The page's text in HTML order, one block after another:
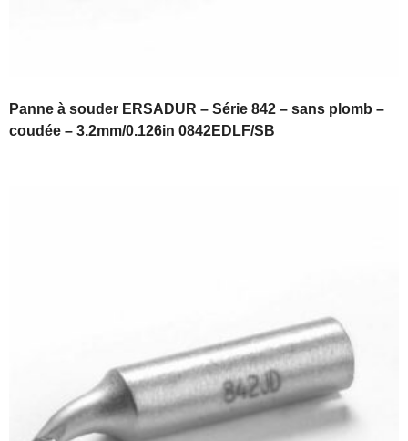
Panne à souder ERSADUR – Série 842 – sans plomb –
coudée – 3.2mm/0.126in 0842EDLF/SB